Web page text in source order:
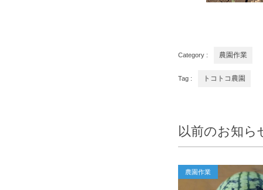
Category : 農園作業
Tag : トコトコ農園
以前のお知ら
農園作業